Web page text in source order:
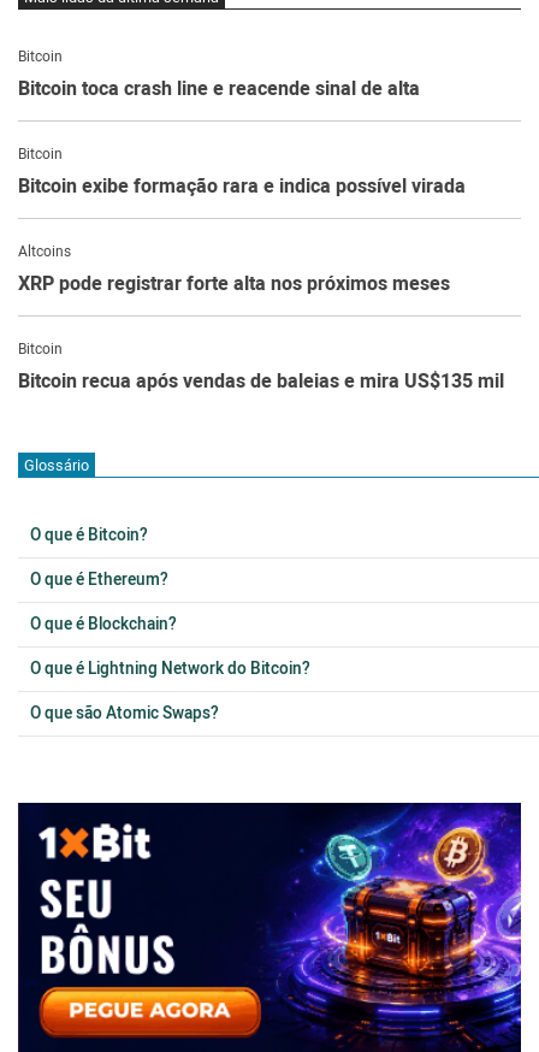
Bitcoin
Bitcoin toca crash line e reacende sinal de alta
Bitcoin
Bitcoin exibe formação rara e indica possível virada
Altcoins
XRP pode registrar forte alta nos próximos meses
Bitcoin
Bitcoin recua após vendas de baleias e mira US$135 mil
Glossário
O que é Bitcoin?
O que é Ethereum?
O que é Blockchain?
O que é Lightning Network do Bitcoin?
O que são Atomic Swaps?